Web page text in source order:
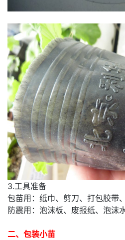
3.工具准备
包苗用：纸巾、剪刀、打包胶带
防震用：泡沫板、废报纸、泡沫
二、包装小苗